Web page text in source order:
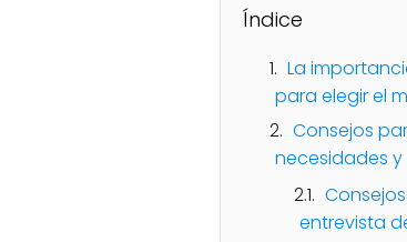
Índice
La
para elegir el
Consejos
necesidades
entrevista